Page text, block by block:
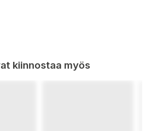
kiinnostaa myös